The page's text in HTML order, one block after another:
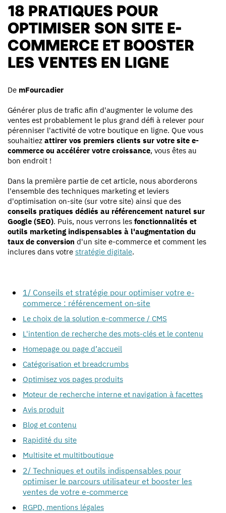
18 PRATIQUES POUR
OPTIMISER SON SITE E-
COMMERCE ET BOOSTER
LES VENTES EN LIGNE
De mFourcadier
Générer plus de trafic afin d'augmenter le volume des
ventes est probablement le plus grand défi à relever pour
pérenniser l'activité de votre boutique en ligne. Que vous
souhaitiez attirer vos premiers clients sur votre site e-
commerce ou accélérer votre croissance, vous êtes au
bon endroit !
Dans la première partie de cet article, nous aborderons
l'ensemble des techniques marketing et leviers
d'optimisation on-site (sur votre site) ainsi que des
conseils pratiques dédiés au référencement naturel sur
Google (SEO). Puis, nous verrons les fonctionnalités et
outils marketing indispensables à l'augmentation du
taux de conversion d'un site e-commerce et comment les
inclures dans votre stratégie digitale.
1/ Conseils et stratégie pour optimiser votre e-
commerce : référencement on-site
Le choix de la solution e-commerce / CMS
L'intention de recherche des mots-clés et le contenu
Homepage ou page d’accueil
Catégorisation et breadcrumbs
Optimisez vos pages produits
Moteur de recherche interne et navigation à facettes
Avis produit
Blog et contenu
Rapidité du site
Multisite et multitboutique
2/ Techniques et outils indispensables pour
optimiser le parcours utilisateur et booster les
ventes de votre e-commerce
RGPD, mentions légales